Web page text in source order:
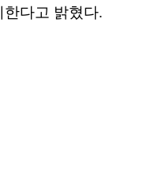
한다고 밝혔다.